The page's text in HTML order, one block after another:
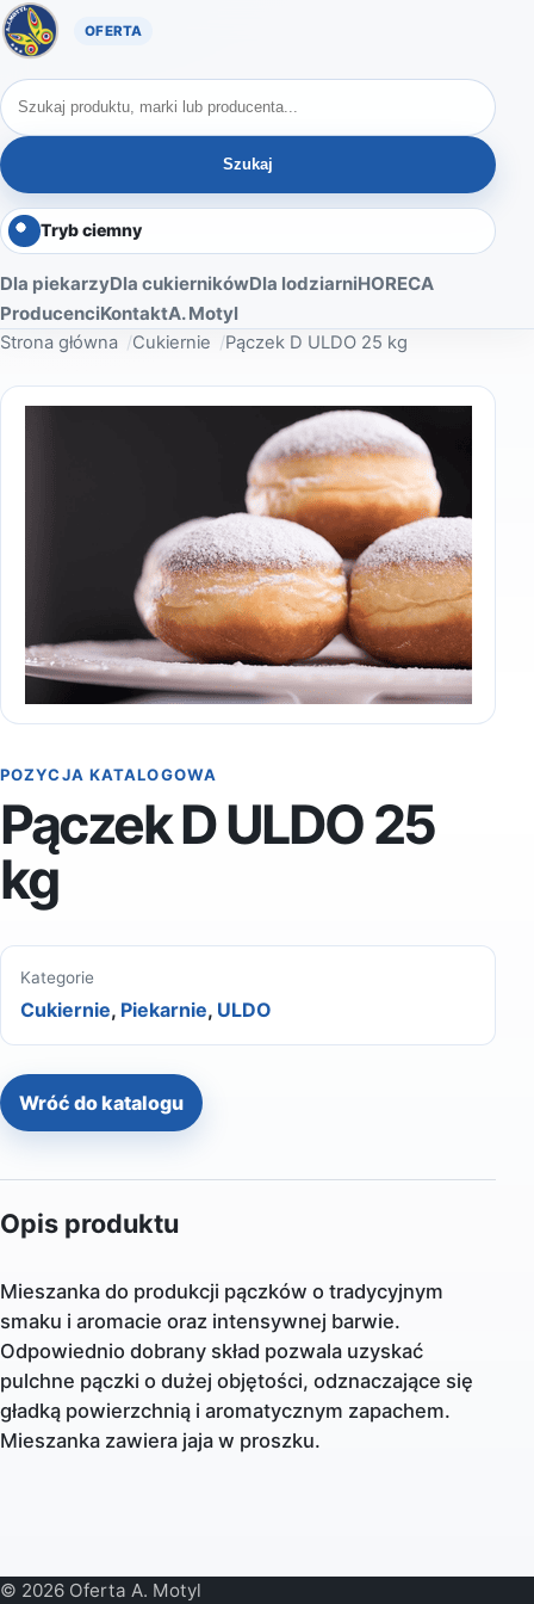
Oferta A. Motyl
Szukaj produktów
Szukaj
Tryb ciemny
Dla piekarzyDla cukiernikówDla lodziarniHORECA
ProducenciKontaktA. Motyl
Strona główna Cukiernie Pączek D ULDO 25 kg
POZYCJA KATALOGOWA
Pączek D ULDO 25
kg
Kategorie
Cukiernie, Piekarnie, ULDO
Wróć do katalogu
Opis produktu
Mieszanka do produkcji pączków o tradycyjnym
smaku i aromacie oraz intensywnej barwie.
Odpowiednio dobrany skład pozwala uzyskać
pulchne pączki o dużej objętości, odznaczające się
gładką powierzchnią i aromatycznym zapachem.
Mieszanka zawiera jaja w proszku.
© 2026 Oferta A. Motyl